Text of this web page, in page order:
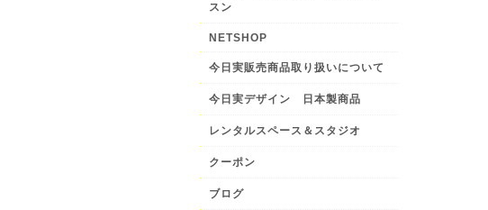
スン
NETSHOP
今日実販売商品取り扱いについて
今日実デザイン 日本製商品
レンタルスペース＆スタジオ
クーポン
ブログ